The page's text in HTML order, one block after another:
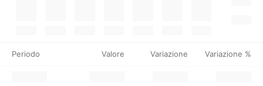
Periodo Valore Variazione Variazione %